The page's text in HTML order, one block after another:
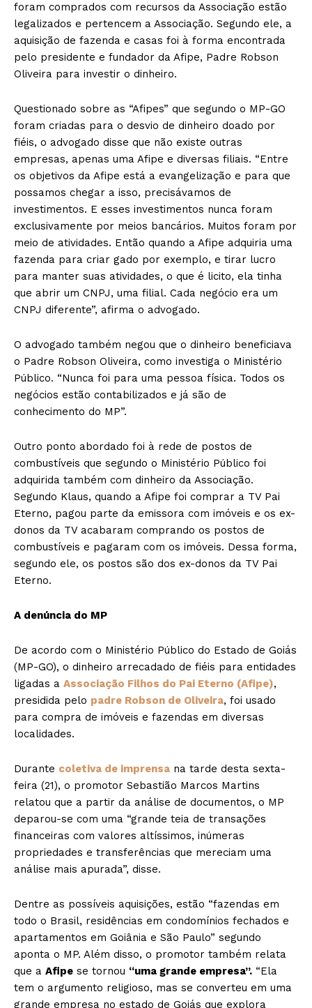
foram comprados com recursos da Associação estão
legalizados e pertencem a Associação. Segundo ele, a
aquisição de fazenda e casas foi à forma encontrada
pelo presidente e fundador da Afipe, Padre Robson
Oliveira para investir o dinheiro.
Questionado sobre as “Afipes” que segundo o MP-GO
foram criadas para o desvio de dinheiro doado por
fiéis, o advogado disse que não existe outras
empresas, apenas uma Afipe e diversas filiais. “Entre
os objetivos da Afipe está a evangelização e para que
possamos chegar a isso, precisávamos de
investimentos. E esses investimentos nunca foram
exclusivamente por meios bancários. Muitos foram por
meio de atividades. Então quando a Afipe adquiria uma
fazenda para criar gado por exemplo, e tirar lucro
para manter suas atividades, o que é licito, ela tinha
que abrir um CNPJ, uma filial. Cada negócio era um
CNPJ diferente”, afirma o advogado.
O advogado também negou que o dinheiro beneficiava
o Padre Robson Oliveira, como investiga o Ministério
Público. “Nunca foi para uma pessoa física. Todos os
negócios estão contabilizados e já são de
conhecimento do MP”.
Outro ponto abordado foi à rede de postos de
combustíveis que segundo o Ministério Público foi
adquirida também com dinheiro da Associação.
Segundo Klaus, quando a Afipe foi comprar a TV Pai
Eterno, pagou parte da emissora com imóveis e os ex-
donos da TV acabaram comprando os postos de
combustíveis e pagaram com os imóveis. Dessa forma,
segundo ele, os postos são dos ex-donos da TV Pai
Eterno.
A denúncia do MP
De acordo com o Ministério Público do Estado de Goiás
(MP-GO), o dinheiro arrecadado de fiéis para entidades
ligadas a Associação Filhos do Pai Eterno (Afipe),
presidida pelo padre Robson de Oliveira, foi usado
para compra de imóveis e fazendas em diversas
localidades.
Durante coletiva de imprensa na tarde desta sexta-
feira (21), o promotor Sebastião Marcos Martins
relatou que a partir da análise de documentos, o MP
deparou-se com uma “grande teia de transações
financeiras com valores altíssimos, inúmeras
propriedades e transferências que mereciam uma
análise mais apurada”, disse.
Dentre as possíveis aquisições, estão “fazendas em
todo o Brasil, residências em condomínios fechados e
apartamentos em Goiânia e São Paulo” segundo
aponta o MP. Além disso, o promotor também relata
que a Afipe se tornou “uma grande empresa”. “Ela
tem o argumento religioso, mas se converteu em uma
grande empresa no estado de Goiás que explora